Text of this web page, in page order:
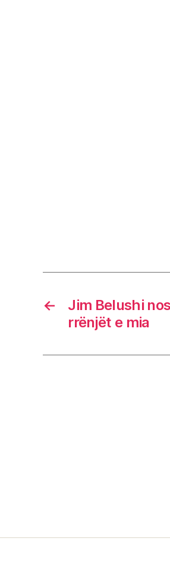
←
Jim Belushi
rrënjët e mia